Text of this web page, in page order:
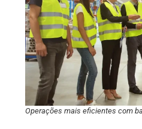
Operações mais eficientes com